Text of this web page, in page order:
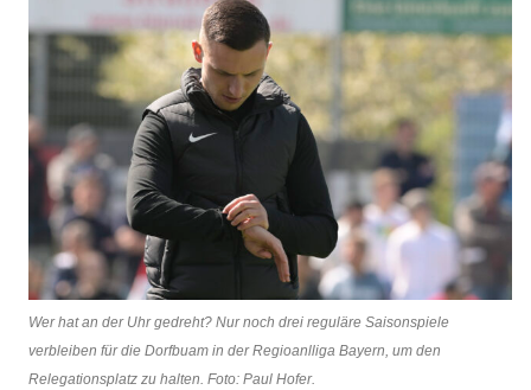
Wer hat an der Uhr gedreht? Nur noch drei reguläre Saisonspiele
verbleiben für die Dorfbuam in der Regioanlliga Bayern, um den
Relegationsplatz zu halten. Foto: Paul Hofer.